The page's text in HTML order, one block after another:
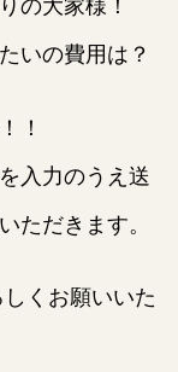
の大家様！
いの費用は？
！
入力のうえ送
ただきます。
くお願いいた